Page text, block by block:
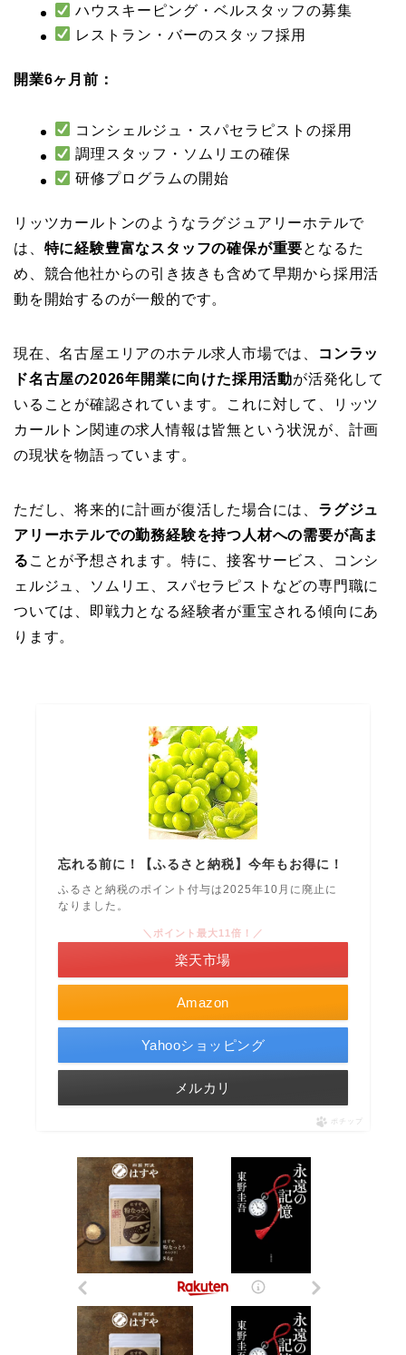
ハウスキーピング・ベルスタッフの募集
レストラン・バーのスタッフ採用
開業6ヶ月前：
コンシェルジュ・スパセラピストの採用
調理スタッフ・ソムリエの確保
研修プログラムの開始
リッツカールトンのようなラグジュアリーホテルで
は、 特に経験豊富なスタッフの確保が重要となるた
め、競合他社からの引き抜きも含めて早期から採用活
動を開始するのが一般的です。
現在、名古屋エリアのホテル求人市場では、
コンラッ
ド名古屋の2026年開業に向けた採用活動が活発化して
いることが確認されています。これに対して、リッツ
カールトン関連の求人情報は皆無という状況が、計画
の現状を物語っています。
ただし、将来的に計画が復活した場合には、 ラグジュ
アリーホテルでの勤務経験を持つ人材への需要が高ま
る ことが予想されます。特に、接客サービス、コンシ
ェルジュ、ソムリエ、スパセラピストなどの専門職に
ついては、即戦力となる経験者が重宝される傾向にあ
ります。
忘れる前に！【ふるさと納税】今年もお得に！
ふるさと納税のポイント付与は2025年10月に廃止に
なりました。
Amazon
＼ポイント最大11倍！／
楽天市場
Yahooショッピング
メルカリ
ポチップ